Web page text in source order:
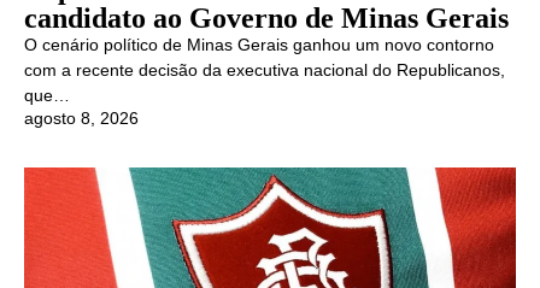
candidato ao Governo de Minas Gerais
O cenário político de Minas Gerais ganhou um novo contorno
com a recente decisão da executiva nacional do Republicanos,
que…
agosto 8, 2026